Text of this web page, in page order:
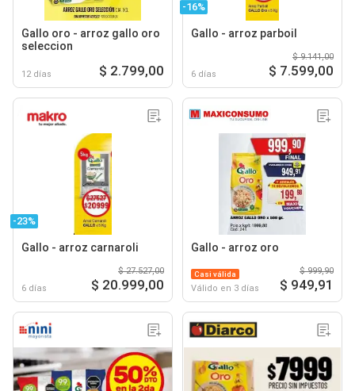
Gallo oro - arroz gallo oro
seleccion
12 días $ 2.799,00
-16%
Gallo - arroz parboil
6 días
$ 9.141,00
$ 7.599,00
-23%
Gallo - arroz carnaroli
6 días
$ 27.527,00
$ 20.999,00
Gallo - arroz oro
Casi válida
Válido en 3 días
$ 999,90
$ 949,91